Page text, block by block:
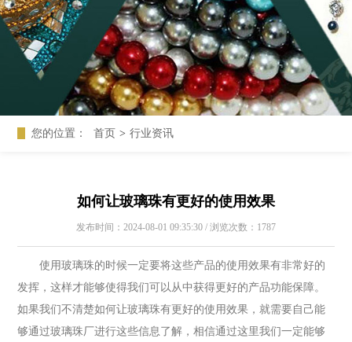
您的位置： 首页 > 行业资讯
如何让玻璃珠有更好的使用效果
发布时间：2024-08-01 09:35:30 / 浏览次数：1787
使用玻璃珠的时候一定要将这些产品的使用效果有非常好的
发挥，这样才能够使得我们可以从中获得更好的产品功能保障。
如果我们不清楚如何让玻璃珠有更好的使用效果，就需要自己能
够通过玻璃珠厂进行这些信息了解，相信通过这里我们一定能够